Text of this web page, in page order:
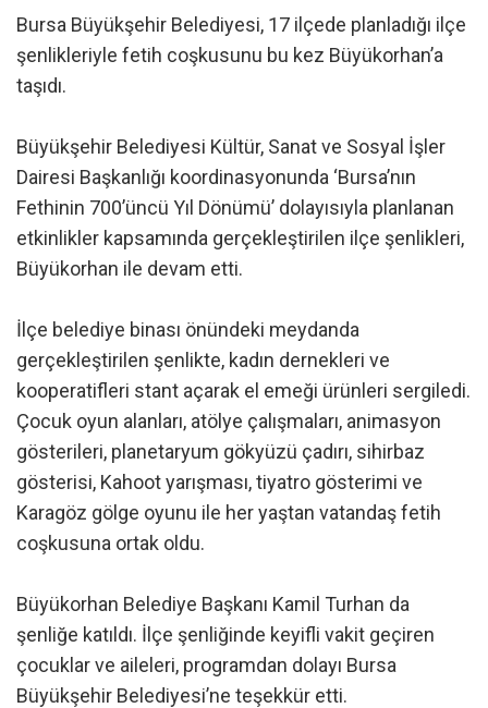
Bursa Büyükşehir Belediyesi, 17 ilçede planladığı ilçe
şenlikleriyle fetih coşkusunu bu kez Büyükorhan’a
taşıdı.
Büyükşehir Belediyesi Kültür, Sanat ve Sosyal İşler
Dairesi Başkanlığı koordinasyonunda ‘Bursa’nın
Fethinin 700’üncü Yıl Dönümü’ dolayısıyla planlanan
etkinlikler kapsamında gerçekleştirilen ilçe şenlikleri,
Büyükorhan ile devam etti.
İlçe belediye binası önündeki meydanda
gerçekleştirilen şenlikte, kadın dernekleri ve
kooperatifleri stant açarak el emeği ürünleri sergiledi.
Çocuk oyun alanları, atölye çalışmaları, animasyon
gösterileri, planetaryum gökyüzü çadırı, sihirbaz
gösterisi, Kahoot yarışması, tiyatro gösterimi ve
Karagöz gölge oyunu ile her yaştan vatandaş fetih
coşkusuna ortak oldu.
Büyükorhan Belediye Başkanı Kamil Turhan da
şenliğe katıldı. İlçe şenliğinde keyifli vakit geçiren
çocuklar ve aileleri, programdan dolayı Bursa
Büyükşehir Belediyesi’ne teşekkür etti.